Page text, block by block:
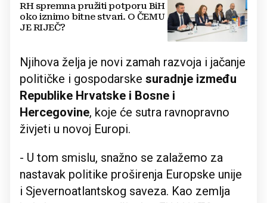
RH spremna pružiti potporu BiH
oko iznimo bitne stvari. O ČEMU
JE RIJEČ?
Njihova želja je novi zamah razvoja i jačanje
političke i gospodarske suradnje između
Republike Hrvatske i Bosne i
Hercegovine, koje će sutra ravnopravno
živjeti u novoj Europi.
- U tom smislu, snažno se zalažemo za
nastavak politike proširenja Europske unije
i Sjevernoatlantskog saveza. Kao zemlja